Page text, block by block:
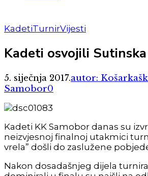
KadetiTurnirVijesti
Kadeti osvojili
5. siječnja 2017.autor:
Samobor0
Kadeti KK Samobor danas su
neizvjesnoj finalnoj utakmici
vrela” došli do zaslužene
Nakon dosadašnjeg dijela